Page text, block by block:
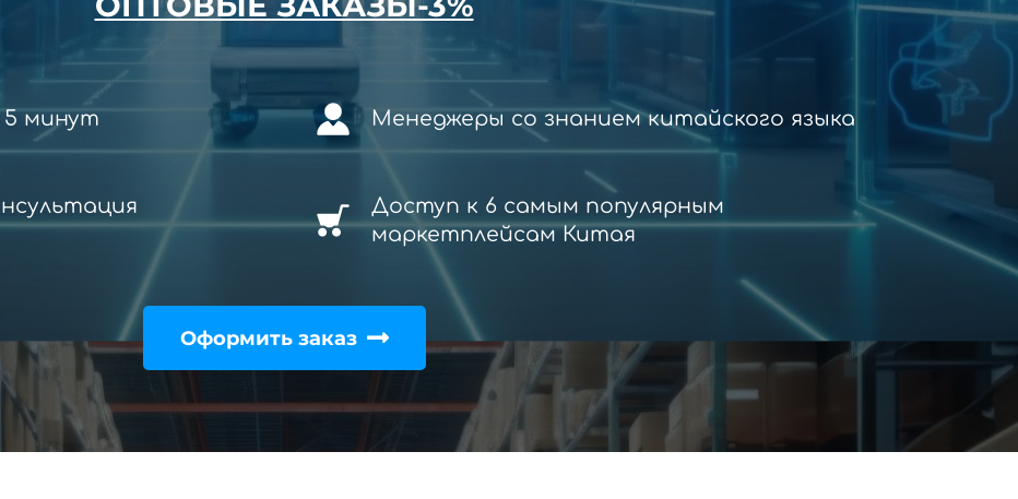
5 минут Менеджеры со знанием китайского языка
Доступ к 6 самым популярным
маркетплейсам Китая
Оформить заказ